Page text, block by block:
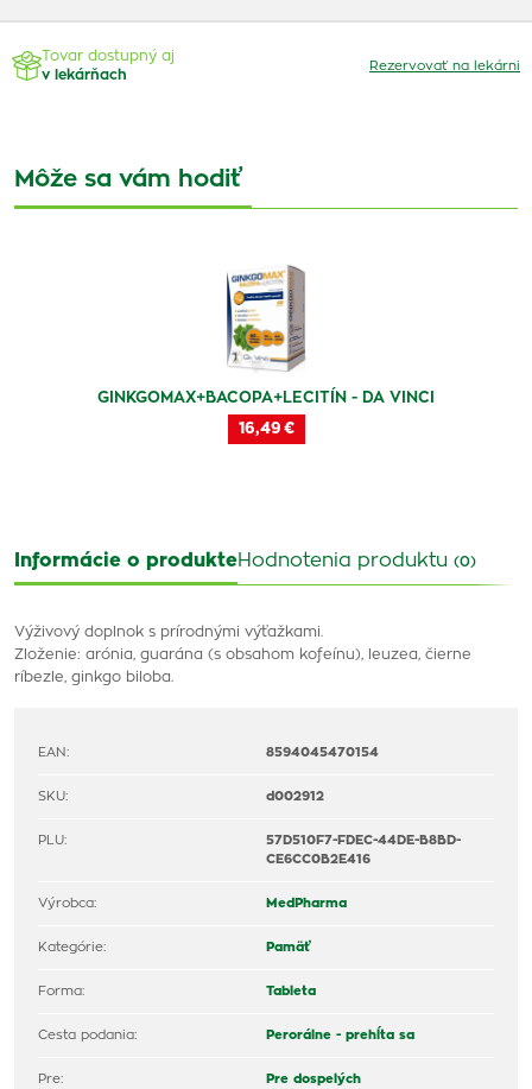
Tovar dostupný aj
v lekárňach
Rezervovať na lekárni
Môže sa vám hodiť
GINKGOMAX+BACOPA+LECITÍN - DA VINCI
16,49 €
Informácie o produkteHodnotenia produktu (0)
Výživový doplnok s prírodnými výťažkami.
Zloženie: arónia, guarána (s obsahom kofeínu), leuzea, čierne
ríbezle, ginkgo biloba.
EAN: 8594045470154
SKU: d002912
PLU:
57D510F7-FDEC-44DE-B8BD-
CE6CC0B2E416
Výrobca: MedPharma
Kategórie: Pamäť
Forma: Tableta
Cesta podania: Perorálne - prehĺta sa
Pre: Pre dospelých